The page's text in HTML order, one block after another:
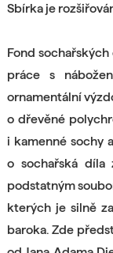
Sbírka je
Fond
práce s
ornamentální
o dřevěné
i kamenné sochy
o sochařská
podstatným
kterých je silně
baroka. Zde